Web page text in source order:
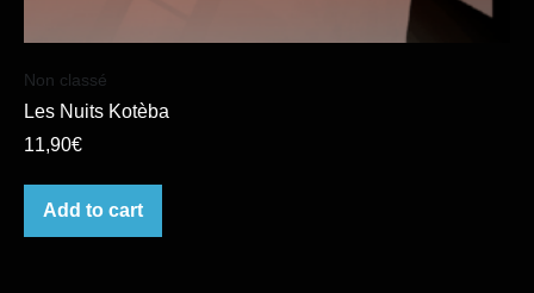
Non classé
Les Nuits Kotèba
11,90€
Add to cart